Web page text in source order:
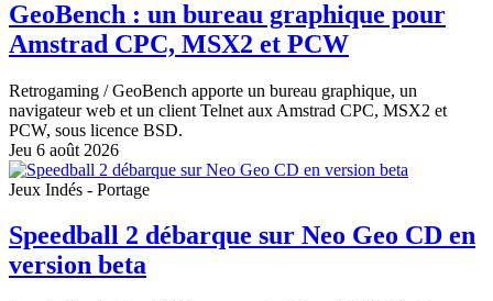
GeoBench : un bureau graphique pour
Amstrad CPC, MSX2 et PCW
Retrogaming / GeoBench apporte un bureau graphique, un
navigateur web et un client Telnet aux Amstrad CPC, MSX2 et
PCW, sous licence BSD.
Jeu 6 août 2026
Jeux Indés - Portage
Speedball 2 débarque sur Neo Geo CD en
version beta